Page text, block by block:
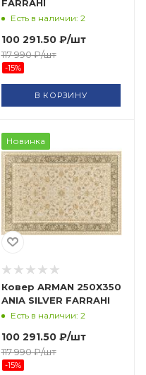
FARRAHI
Есть в наличии: 2
100 291.50₽/шт
117 990₽/шт
-15%
В КОРЗИНУ
Новинка
Ковер ARMAN 250X350
ANIA SILVER FARRAHI
Есть в наличии: 2
100 291.50₽/шт
117 990₽/шт
-15%